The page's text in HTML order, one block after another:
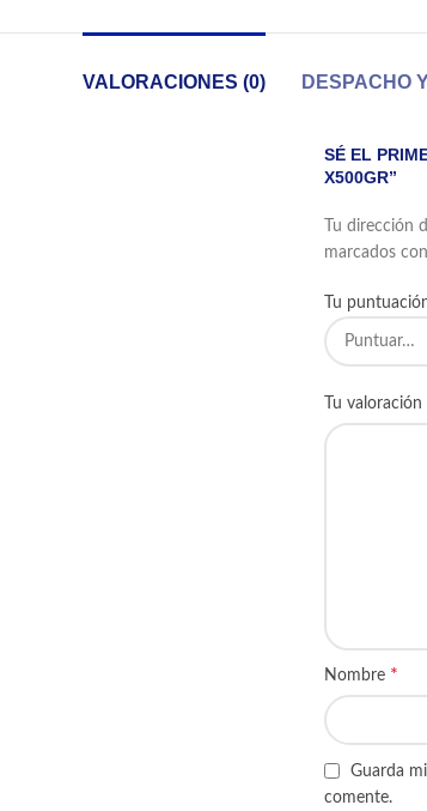
VALORACIONES (0) DESPACHO
SÉ EL
X500GR”
Tu dirección
marcados con
Tu
Tu valoración
Nombre *
Guarda
comente.